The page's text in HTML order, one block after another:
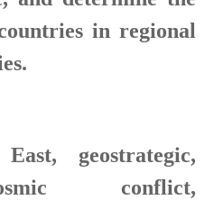
in regional
.
geostrategic,
conflict,